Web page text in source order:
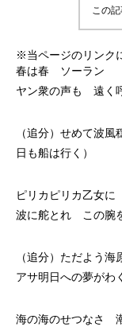
この
※当ページのリンク
春は春 ソーラン
ヤン衆の声も 遠く
（追分）せめて波
日も船は行く）
ピリカピリカ乙女
波に舵とれ この腕
（追分）ただよう
アサ明日への夢がわ
海の海のせつなさ